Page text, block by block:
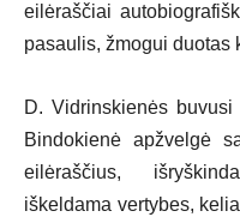
eilėraščiai
pasaulis, žmogui duotas
D. Vidrinskienės
Bindokienė apžvelgė
eilėraščius,
iškeldama vertybes,